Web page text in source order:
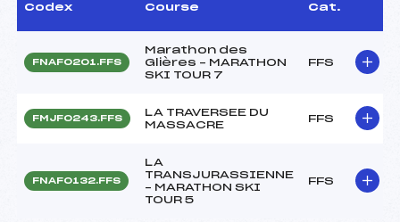
Codex Course Cat.
FNAF0201.FFS
Marathon des
Glières – MARATHON
SKI TOUR 7
FFS
FMJF0243.FFS
LA TRAVERSEE DU
MASSACRE
FFS
FNAF0132.FFS
LA
TRANSJURASSIENNE
– MARATHON SKI
TOUR 5
FFS